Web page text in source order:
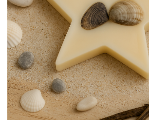
Barci, vapoare, ambarcatiuni
Pesti
Decoratiuni care se agata
Tablouri